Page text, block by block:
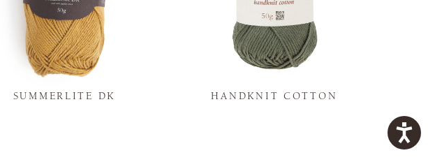
SUMMERLITE DK HANDKNIT COTTON